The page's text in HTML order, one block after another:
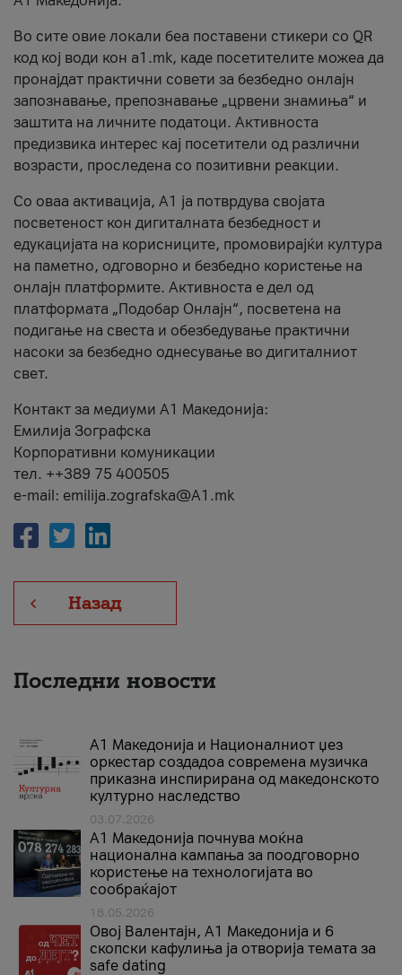
Во сите овие локали беа поставени стикери со QR
код кој води кон a1.mk, каде посетителите можеа да
пронајдат практични совети за безбедно онлајн
запознавање, препознавање „црвени знамиња“ и
заштита на личните податоци. Активноста
предизвика интерес кај посетители од различни
возрасти, проследена со позитивни реакции.
Со оваа активација, А1 ја потврдува својата
посветеност кон дигиталната безбедност и
едукацијата на корисниците, промовирајќи култура
на паметно, одговорно и безбедно користење на
онлајн платформите. Активноста е дел од
платформата „Подобар Онлајн“, посветена на
подигање на свеста и обезбедување практични
насоки за безбедно однесување во дигиталниот
свет.
Контакт за медиуми А1 Македонија:
Емилија Зографска
Корпоративни комуникации
тел. ++389 75 400505
e-mail: emilija.zografska@A1.mk
Назад
Последни новости
А1 Македонија и Националниот џез
оркестар создадоа современа музичка
приказна инспирирана од македонското
културно наследство
03.07.2026
A1 Македонија почнува моќна
национална кампања за поодговорно
користење на технологијата во
сообраќајот
18.05.2026
Овој Валентајн, A1 Македонија и 6
скопски кафулиња ја отворија темата за
safe dating